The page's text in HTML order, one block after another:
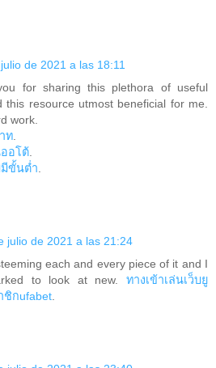
de 2021 a las 18:11
for sharing this plethora of useful
this resource utmost beneficial for me.
work.
ท
อโต้
มีขั้นต่ำ
julio de 2021 a las 21:24
each and every piece of it and I
to look at new. ทางเข้าเล่นเว็บยู
กufabet